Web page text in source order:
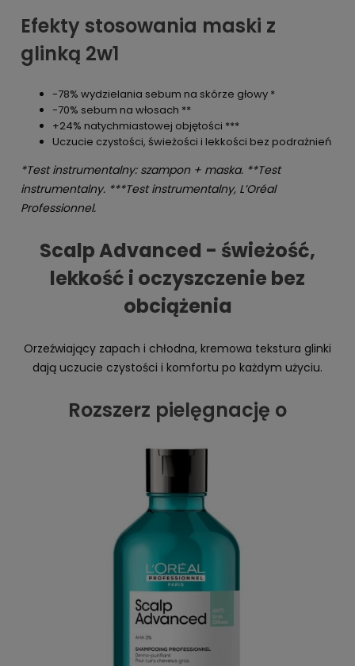
Efekty stosowania maski z
glinką 2w1
-78% wydzielania sebum na skórze głowy *
-70% sebum na włosach **
+24% natychmiastowej objętości ***
Uczucie czystości, świeżości i lekkości bez podrażnień
*Test instrumentalny: szampon + maska. **Test
instrumentalny. ***Test instrumentalny, L’Oréal
Professionnel.
Scalp Advanced - świeżość,
lekkość i oczyszczenie bez
obciążenia
Orzeźwiający zapach i chłodna, kremowa tekstura glinki
dają uczucie czystości i komfortu po każdym użyciu.
Rozszerz pielęgnację o